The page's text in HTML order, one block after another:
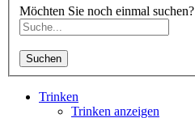
Möchten Sie noch einmal suchen?
Suchen
Trinken
Trinken anzeigen